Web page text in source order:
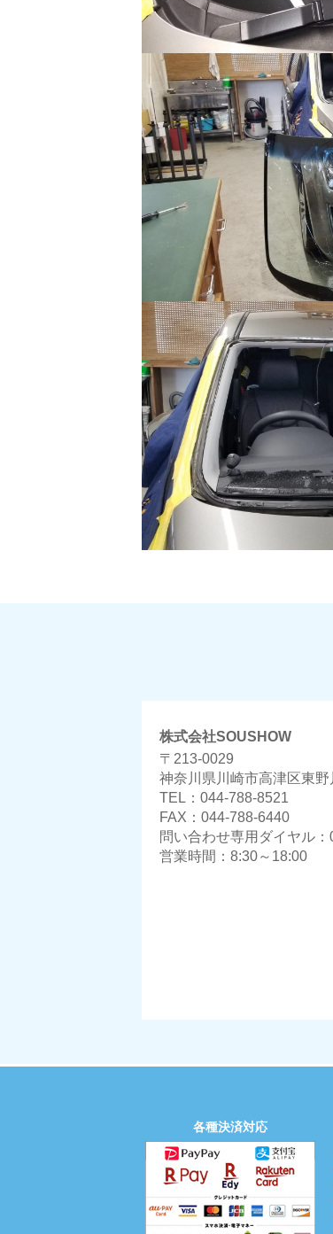
株式会社SOUSHOW
〒213-0029
神奈川県川崎市高津区東野
TEL：044-788-8521
FAX：044-788-6440
問い合わせ専用ダイヤル
営業時間：8:30～18:00
各種決済対応